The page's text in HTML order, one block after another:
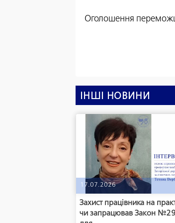
Оголошення
ІНШІ НОВИНИ
17.07.2026
Захист працівника на
чи запрацював Закон